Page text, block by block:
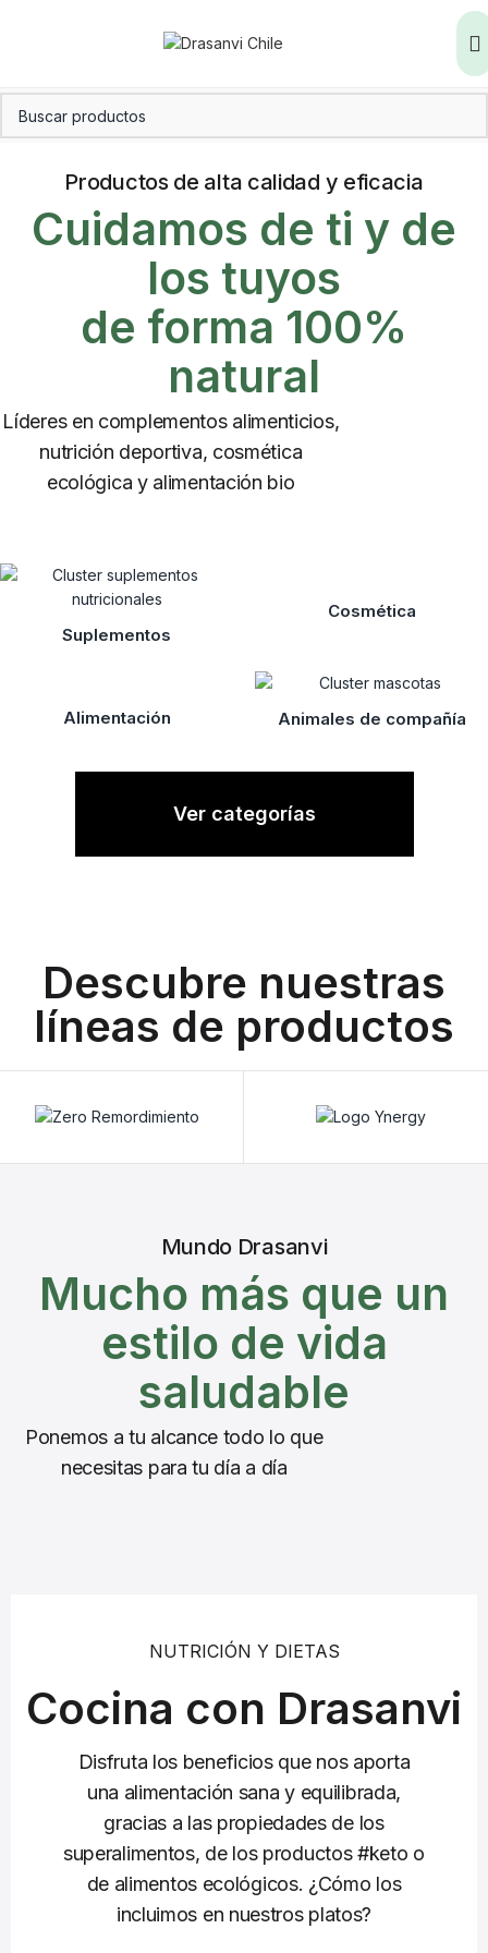
Productos de alta calidad y eficacia
Cuidamos de ti y de
los tuyos
de forma 100%
natural
Líderes en complementos alimenticios,
nutrición deportiva, cosmética
ecológica y alimentación bio
Suplementos
Cosmética
Alimentación Animales de compañía
Ver categorías
Descubre nuestras
líneas de productos
Mundo Drasanvi
Mucho más que un
estilo de vida
saludable
Ponemos a tu alcance todo lo que
necesitas para tu día a día
NUTRICIÓN Y DIETAS
Cocina con Drasanvi
Disfruta los beneficios que nos aporta
una alimentación sana y equilibrada,
gracias a las propiedades de los
superalimentos, de los productos #keto o
de alimentos ecológicos. ¿Cómo los
incluimos en nuestros platos?